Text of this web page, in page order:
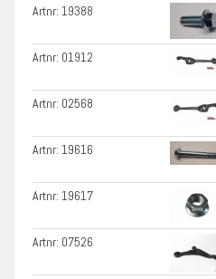
Artnr:19388
Artnr: 01912
Artnr: 02568
Artnr:19616
Artnr:19617
Artnr: 07526